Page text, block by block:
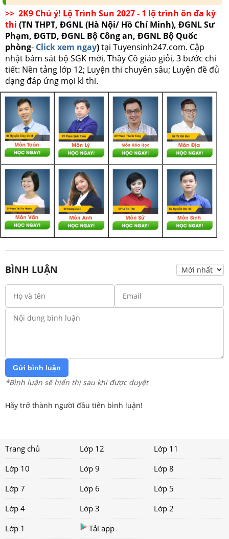
>> 2K9 Chú ý! Lộ Trình Sun 2027 - 1 lộ trình ôn đa kỳ
thi (TN THPT, ĐGNL (Hà Nội/ Hồ Chí Minh), ĐGNL Sư
Phạm, ĐGTD, ĐGNL Bộ Công an, ĐGNL Bộ Quốc
phòng- Click xem ngay)tại Tuyensinh247.com. Cập
nhật bám sát bộ SGK mới, Thầy Cô giáo giỏi, 3 bước chi
tiết: Nền tảng lớp 12; Luyện thi chuyên sâu; Luyện đề đủ
dạng đáp ứng mọi kì thi.
BÌNH LUẬN
Gửi bình luận
*Bình luận sẽ hiển thị sau khi được duyệt
Hãy trở thành người đầu tiên bình luận!
Trang chủ Lớp 12
Lớp 11
Lớp 10
Lớp 9
Lớp 8
Lớp 7
Lớp 6
Lớp 5
Lớp 4
Lớp 3
Lớp 2
Lớp 1
Tải app